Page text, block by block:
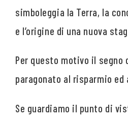
simboleggia la Terra, la
e l’origine di una nuova
Per questo motivo il segno
paragonato al risparmio ed
Se guardiamo il punto di